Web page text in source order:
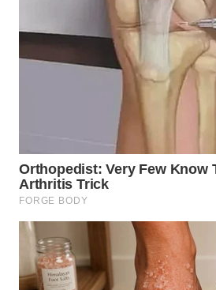
WN
KARAWANG
WN
BOGOR
WN
DEPOK
WN